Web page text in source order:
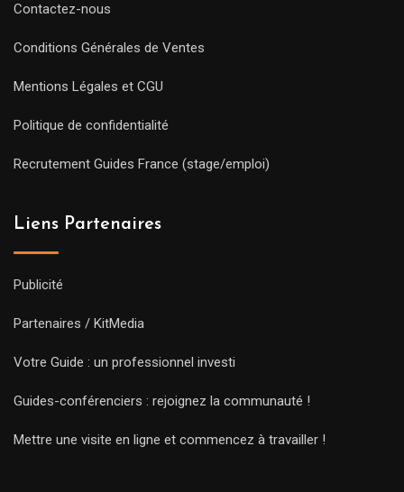
Contactez-nous
Conditions Générales de Ventes
Mentions Légales et CGU
Politique de confidentialité
Recrutement Guides France (stage/emploi)
Liens Partenaires
Publicité
Partenaires / KitMedia
Votre Guide : un professionnel investi
Guides-conférenciers : rejoignez la communauté !
Mettre une visite en ligne et commencez à travailler !